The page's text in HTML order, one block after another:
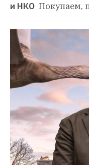
и НКО Покупаем,